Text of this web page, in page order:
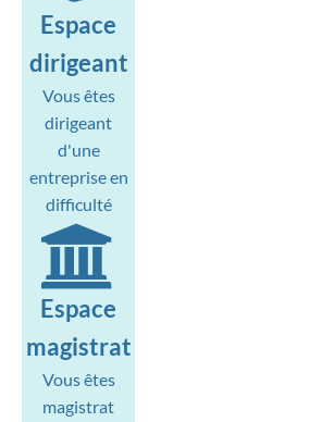
Espace
dirigeant
Vous êtes
dirigeant
d'une
entreprise en
difficulté
Espace
magistrat
Vous êtes
magistrat